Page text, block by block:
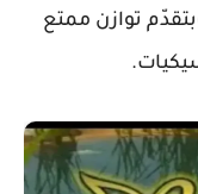
توازن ممتع